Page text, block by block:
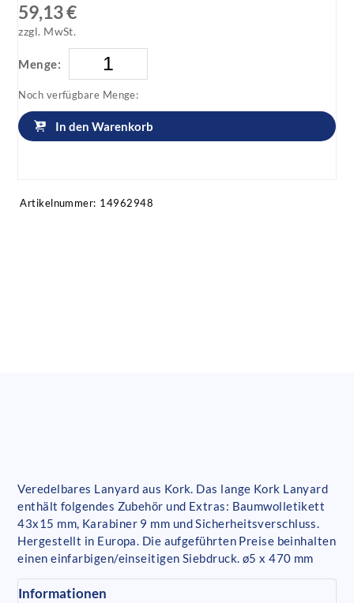
59,13 €
zzgl. MwSt.
Menge:
Noch verfügbare Menge:
In den Warenkorb
Artikelnummer: 14962948
Veredelbares Lanyard aus Kork. Das lange Kork Lanyard
enthält folgendes Zubehör und Extras: Baumwolletikett
43x15 mm, Karabiner 9 mm und Sicherheitsverschluss.
Hergestellt in Europa. Die aufgeführten Preise beinhalten
einen einfarbigen/einseitigen Siebdruck. ø5 x 470 mm
Informationen